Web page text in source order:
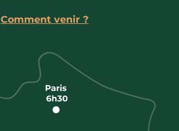
Comment venir ?